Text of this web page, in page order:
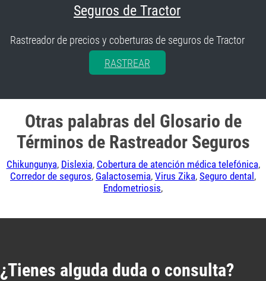
Seguros de Tractor
Rastreador de precios y coberturas de seguros de Tractor
RASTREAR
Otras palabras del Glosario de
Términos de Rastreador Seguros
Chikungunya, Dislexia, Cobertura de atención médica telefónica,
Corredor de seguros, Galactosemia, Virus Zika, Seguro dental ,
Endometriosis,
¿Tienes alguda duda o consulta?